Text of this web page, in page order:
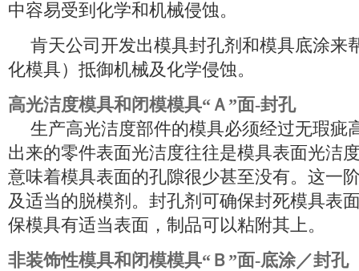
中容易受到化学和机械侵蚀。
肯天公司开发出模具封孔剂和模具底涂来
化模具）抵御机械及化学侵蚀。
高光洁度模具和闭模模具“Ａ”面-封孔
生产高光洁度部件的模具必须经过无瑕疵
出来的零件表面光洁度往往是模具表面光洁
意味着模具表面的孔隙很少甚至没有。这一
及适当的脱模剂。封孔剂可确保封死模具表
保模具有适当表面，制品可以粘附其上。
非装饰性模具和闭模模具“Ｂ”面-底涂／封孔